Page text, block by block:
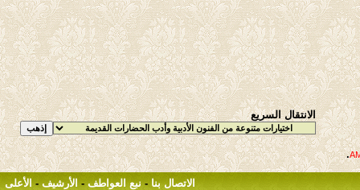
الانتقال السريع
.
الاتصال بنا - نبع العواطف - الأرشيف - الأعلى